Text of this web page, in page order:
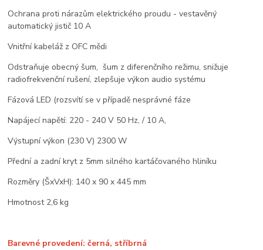
Ochrana proti nárazům elektrického proudu - vestavěný
automatický jistič 10 A
Vnitřní kabeláž z OFC mědi
Odstraňuje obecný šum, šum z diferenčního režimu, snižuje
radiofrekvenční rušení, zlepšuje výkon audio systému
Fázová LED (rozsvítí se v případě nesprávné fáze
Napájecí napětí: 220 - 240 V 50 Hz, / 10 A,
Výstupní výkon (230 V) 2300 W
Přední a zadní kryt z 5mm silného kartáčovaného hliníku
Rozměry (ŠxVxH): 140 x 90 x 445 mm
Hmotnost 2,6 kg
Barevné provedení: černá, stříbrná